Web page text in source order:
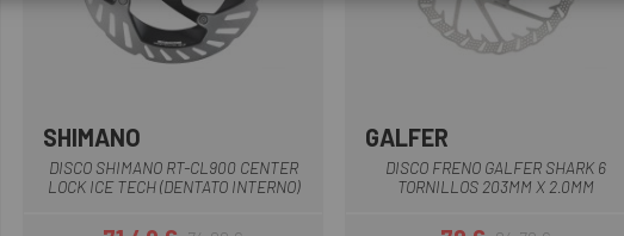
SHIMANO
DISCO SHIMANO RT-CL900 CENTER
LOCK ICE TECH (DENTATO INTERNO)
GALFER
DISCO FRENO GALFER SHARK 6
TORNILLOS 203MM X 2.0MM